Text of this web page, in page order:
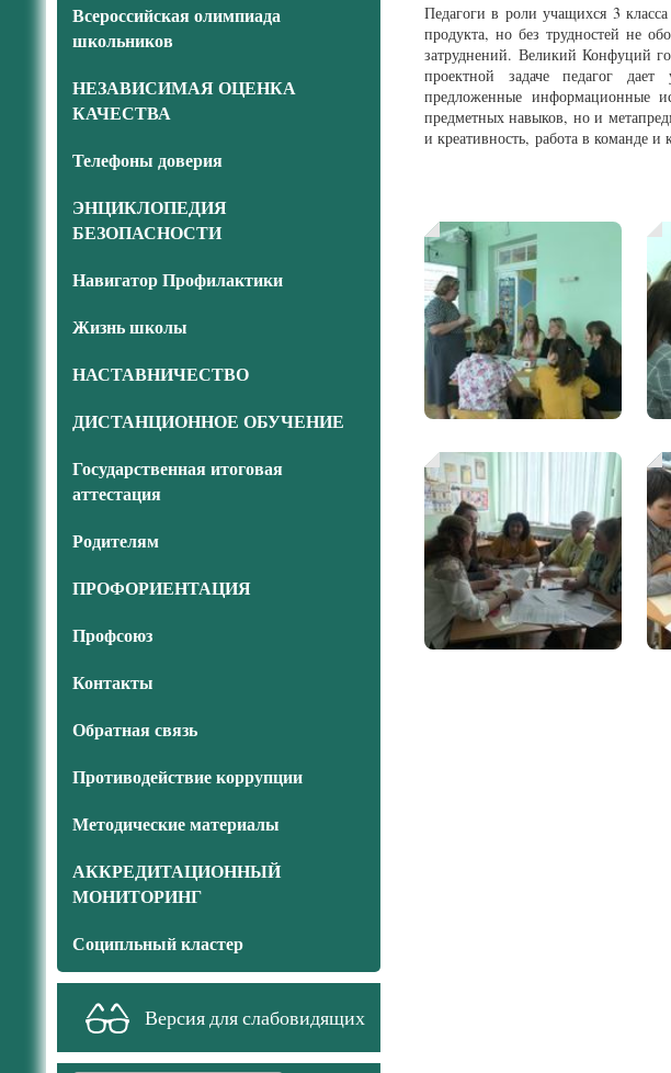
Всероссийская олимпиада
школьников
НЕЗАВИСИМАЯ ОЦЕНКА
КАЧЕСТВА
Телефоны доверия
ЭНЦИКЛОПЕДИЯ
БЕЗОПАСНОСТИ
Навигатор Профилактики
Жизнь школы
НАСТАВНИЧЕСТВО
ДИСТАНЦИОННОЕ ОБУЧЕНИЕ
Государственная итоговая
аттестация
Родителям
ПРОФОРИЕНТАЦИЯ
Профсоюз
Контакты
Обратная связь
Противодействие коррупции
Методические материалы
АККРЕДИТАЦИОННЫЙ
МОНИТОРИНГ
Соципльный кластер
Версия для слабовидящих
Педагоги в роли учащихся 3
продукта, но без трудностей не
затруднений. Великий Конфуций
проектной задаче педагог
предложенные информационные
предметных навыков, но и
и креативность, работа в команде